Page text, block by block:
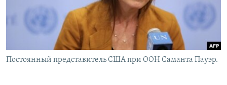
Հայերեն
English
Русский
Постоянный представитель США при ООН Саманта Пауэр.